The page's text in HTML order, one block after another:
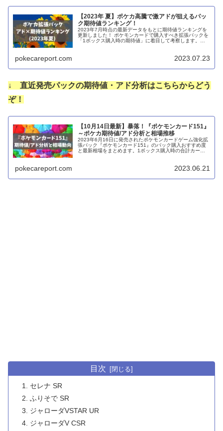
【2023年 夏】ポケカ高騰で激アドが狙えるパッ
ク期待値ランキング！
2023年7月時点の最新データをもとに期待値ランキングを
更新しました！ ポケモンカードで購入すべき拡張パックを
「1ボックス購入時の期待値」に着目して考察します。最
各パックのトップレア相場も比較してみました。
pokecareport.com 2023.07.23
↓ 直近発売パックの期待値・アド分析はこちらからどう
ぞ！
【10月14日最新】暴落！『ポケモンカード151』
～ポケカ期待値/アド分析と相場推移
2023年6月16日に発売されたポケモンカードゲーム強化拡
張パック『ポケモンカード151』のパック購入おすすめ度
と最新相場をまとめます。1ボックス購入時の合計カード
pokecareport.com 2023.06.21
目次
セレナ SR
ふりそで SR
ジャローダVSTAR UR
ジャローダV CSR